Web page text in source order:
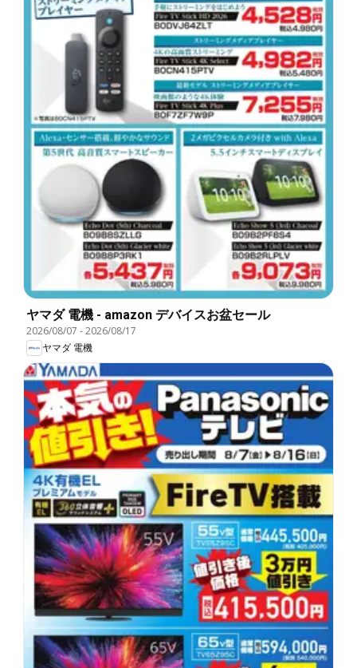
ヤマダ 電機 - amazon デバイスお盆セール
2026/08/07 -2026/08/17
ヤマダ 電機